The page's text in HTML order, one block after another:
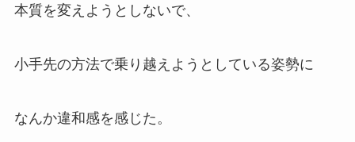
本質を変えようとしないで、
小手先の方法で乗り越えようとしている姿勢に
なんか違和感を感じた。